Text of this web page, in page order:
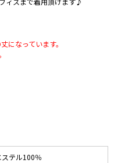
になっています。
テル100％